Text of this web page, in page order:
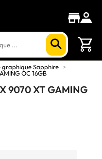
graphique Sapphire >
OC 16GB
9070 XT GAMING